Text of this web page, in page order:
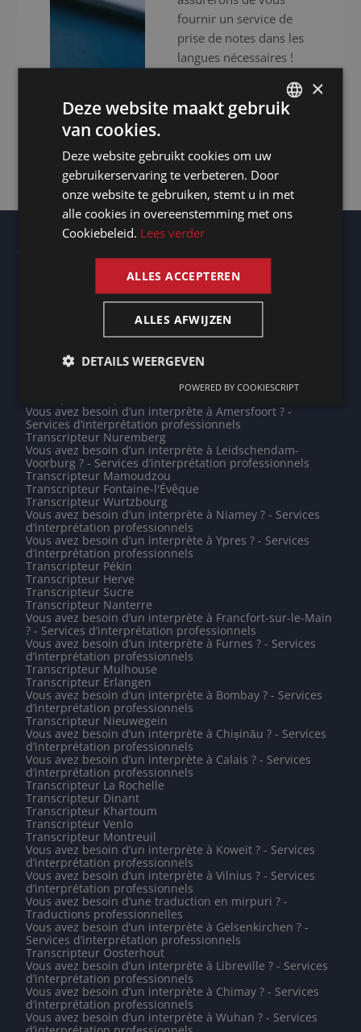
fournir un service de
prise de notes dans les
langues nécessaires !
CONTACTEZ-
NOUS
Vous avez besoin d’un interprète à Brest ? - Services
d’interprétation professionnels
Transcripteur Philippeville
Vous avez besoin d’une traduction en cachemiri ? -
Traductions professionnelles
Transcripteur Drancy
Vous avez besoin d’une traduction en xhosa ? -
Traductions professionnelles
Vous avez besoin d’un interprète à Bordeaux ? - Services
Vous avez besoin d’un interprète à Amersfoort ? -
Services d’interprétation professionnels
Transcripteur Nuremberg
Vous avez besoin d’un interprète à Leidschendam-
Voorburg ? - Services d’interprétation professionnels
Transcripteur Mamoudzou
Transcripteur Fontaine-l'Évêque
Transcripteur Wurtzbourg
Vous avez besoin d’un interprète à Niamey ? - Services
d’interprétation professionnels
Vous avez besoin d’un interprète à Ypres ? - Services
d’interprétation professionnels
Transcripteur Pékin
Transcripteur Herve
Transcripteur Sucre
Transcripteur Nanterre
Vous avez besoin d’un interprète à Francfort-sur-le-Main
? - Services d’interprétation professionnels
Vous avez besoin d’un interprète à Furnes ? - Services
d’interprétation professionnels
Transcripteur Mulhouse
Transcripteur Erlangen
Vous avez besoin d’un interprète à Bombay ? - Services
d’interprétation professionnels
Transcripteur Nieuwegein
Vous avez besoin d’un interprète à Chișinău ? - Services
d’interprétation professionnels
Vous avez besoin d’un interprète à Calais ? - Services
d’interprétation professionnels
Transcripteur La Rochelle
Transcripteur Dinant
Transcripteur Khartoum
Transcripteur Venlo
Transcripteur Montreuil
Vous avez besoin d’un interprète à Koweït ? - Services
d’interprétation professionnels
Vous avez besoin d’un interprète à Vilnius ? - Services
d’interprétation professionnels
Vous avez besoin d’une traduction en mirpuri ? -
Traductions professionnelles
Vous avez besoin d’un interprète à Gelsenkirchen ? -
Services d’interprétation professionnels
Transcripteur Oosterhout
Vous avez besoin d’un interprète à Libreville ? - Services
d’interprétation professionnels
Vous avez besoin d’un interprète à Chimay ? - Services
d’interprétation professionnels
Vous avez besoin d’un interprète à Wuhan ? - Services
FRENCH
×
Deze website maakt gebruik
van cookies.
Deze website gebruikt cookies om uw
gebruikerservaring te verbeteren. Door
onze website te gebruiken, stemt u in met
alle cookies in overeenstemming met ons
Cookiebeleid. Lees verder
ALLES ACCEPTEREN
ALLES AFWIJZEN
DETAILS WEERGEVEN
POWERED BY COOKIESCRIPT